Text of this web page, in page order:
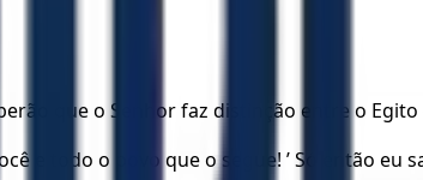
que o Senhor faz distinção entre o Egito
e todo o povo que o segue! ’ Só então eu